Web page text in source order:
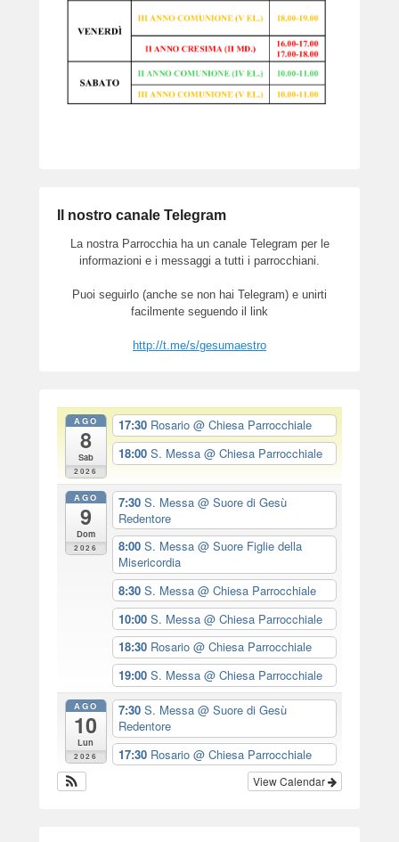
Il nostro canale Telegram
La nostra Parrocchia ha un canale Telegram per le
informazioni e i messaggi a tutti i parrocchiani.
Puoi seguirlo (anche se non hai Telegram) e unirti
facilmente seguendo il link
http://t.me/s/gesumaestro
AGO
8
Sab
2026
17:30 Rosario @ Chiesa Parrocchiale
18:00 S. Messa @ Chiesa Parrocchiale
AGO
9
Dom
2026
7:30 S. Messa @ Suore di Gesù
Redentore
8:00 S. Messa @ Suore Figlie della
Misericordia
8:30 S. Messa @ Chiesa Parrocchiale
10:00 S. Messa @ Chiesa Parrocchiale
18:30 Rosario @ Chiesa Parrocchiale
19:00 S. Messa @ Chiesa Parrocchiale
AGO
10
Lun
2026
7:30 S. Messa @ Suore di Gesù
Redentore
17:30 Rosario @ Chiesa Parrocchiale
View Calendar